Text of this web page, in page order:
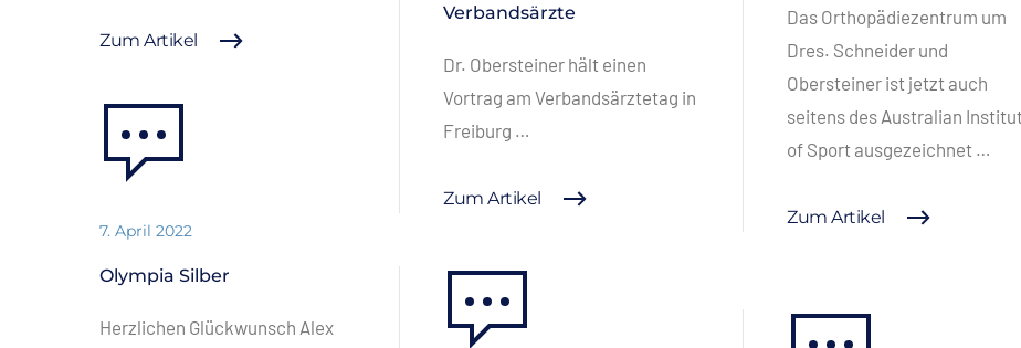
Zum Artikel
Verbandsärzte
Dr. Obersteiner hält einen
Vortrag am Verbandsärztetag in
Freiburg …
Zum Artikel
Das Orthopädiezentrum um
Dres. Schneider und
Obersteiner ist jetzt auch
seitens des Australian
of Sport ausgezeichnet …
Zum Artikel
7. April 2022
Olympia Silber
Herzlichen Glückwunsch Alex